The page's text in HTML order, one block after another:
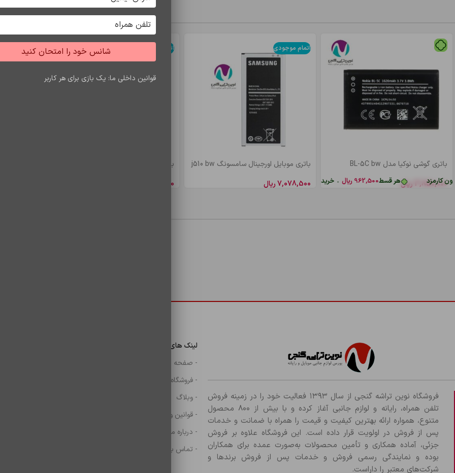
سایر محصولات
هر قسط962,500ریال • خرید قسطی با ترب‌پی بدون کارمزد کارمزد
باتری گوشی نوکیا مدل BL-5C bw
3,850,000 ریال
اتمام موجودی
باتری موبايل اورجینال سامسونگ j510 bw
7,078,500 ریال
اتمام موجودی
باتري s7 edje/bw935
8,548,650
اتمام موجودی
فروشگاه نوین تراشه گنجی از سال ۱۳۹۳ فعالیت خود را در زمینه فروش
تلفن همراه، رایانه و لوازم جانبی آغاز کرده و با بیش از ۸۰۰ محصول
متنوع، همواره ارائه بهترین کیفیت و قیمت را همراه با ضمانت و خدمات
پس از فروش در اولویت قرار داده است. این فروشگاه علاوه بر فروش
جزئی، آماده همکاری و تأمین محصولات به‌صورت عمده برای همکاران
بوده و نمایندگی رسمی فروش و خدمات پس از فروش برندها و
شرکت‌های معتبر را داراست.
لینک های مهم
- صفحه اصلی
- فروشگاه
- وبلاگ
- قوانین و مقررات
- درباره ما
- تماس با ما
شانس خود را امتحان کنید
قوانین داخلی ما: یک بازی برای هر کاربر